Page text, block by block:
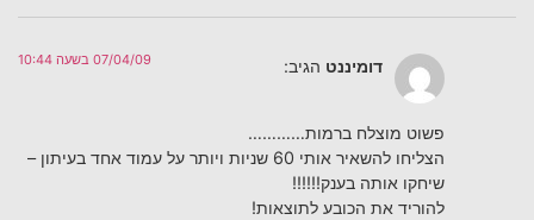
דומיננט הגיב: 07/04/09 בשעה 10:44
פשוט מוצלח ברמות…………
הצליחו להשאיר אותי 60 שניות ויותר על עמוד אחד בעיתון –
שיחקו אותה בענק!!!!!!
להוריד את הכובע לתוצאות!